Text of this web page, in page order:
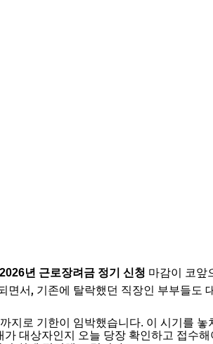
2026년 근로장려금 정기 신청 마감이 코앞
면서, 기존에 탈락했던 직장인 부부들도
지로 기한이 임박했습니다. 이 시기를
대상자인지 오늘 당장 확인하고 접수